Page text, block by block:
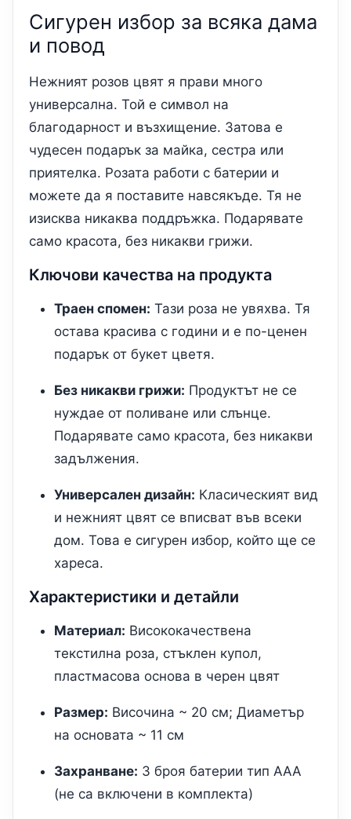
Сигурен избор за всяка дама
и повод
Нежният розов цвят я прави много
универсална. Той е символ на
благодарност и възхищение. Затова е
чудесен подарък за майка, сестра или
приятелка. Розата работи с батерии и
можете да я поставите навсякъде. Тя не
изисква никаква поддръжка. Подарявате
само красота, без никакви грижи.
Ключови качества на продукта
Траен спомен: Тази роза не увяхва. Тя
остава красива с години и е по-ценен
подарък от букет цветя.
Без никакви грижи: Продуктът не се
нуждае от поливане или слънце.
Подарявате само красота, без никакви
задължения.
Универсален дизайн: Класическият вид
и нежният цвят се вписват във всеки
дом. Това е сигурен избор, който ще се
хареса.
Характеристики и детайли
Материал: Висококачествена
текстилна роза, стъклен купол,
пластмасова основа в черен цвят
Размер: Височина ~ 20 см; Диаметър
на основата ~ 11 см
Захранване: 3 броя батерии тип ААА
(не са включени в комплекта)